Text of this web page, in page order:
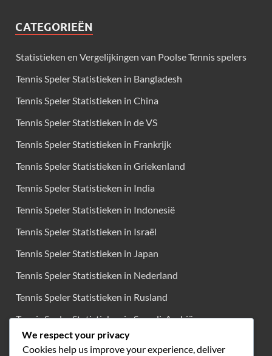
CATEGORIEËN
Statistieken en Vergelijkingen van Poolse Tennis spelers
Tennis Speler Statistieken in Bangladesh
Tennis Speler Statistieken in China
Tennis Speler Statistieken in de VS
Tennis Speler Statistieken in Frankrijk
Tennis Speler Statistieken in Griekenland
Tennis Speler Statistieken in India
Tennis Speler Statistieken in Indonesië
Tennis Speler Statistieken in Israël
Tennis Speler Statistieken in Japan
Tennis Speler Statistieken in Nederland
Tennis Speler Statistieken in Rusland
Tennis Speler Statistieken in Saoedi-Arabië
Tennis Speler Statistieken in Spanje
We respect your privacy
Cookies help us improve your experience, deliver